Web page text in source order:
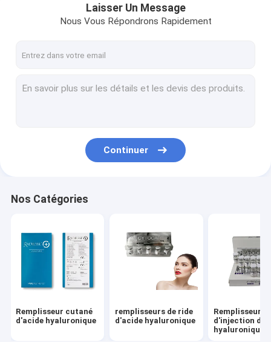
remplisseurs de ride d'acide hyaluronique
Remplisseur d'injection d'acide hyaluronique
Fils de PDO PCL PLLA
Peptide de protéine d'or
Gel de serrage femelle
Kit de rabotage de Derma
Aiguille micro de canule
Laisser Un Message
Nous Vous Répondrons Rapidement
Continuer
Nos Catégories
Remplisseur cutané
d'acide hyaluronique
remplisseurs de ride
d'acide hyaluronique
Remplisseur
d'injection
hyaluronique